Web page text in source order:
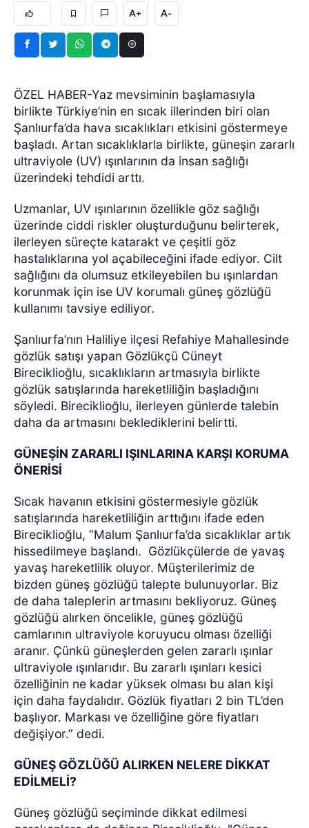
A+ A-
ÖZEL HABER-Yaz mevsiminin başlamasıyla
birlikte Türkiye’nin en sıcak illerinden biri olan
Şanlıurfa’da hava sıcaklıkları etkisini göstermeye
başladı. Artan sıcaklıklarla birlikte, güneşin zararlı
ultraviyole (UV) ışınlarının da insan sağlığı
üzerindeki tehdidi arttı.
Uzmanlar, UV ışınlarının özellikle göz sağlığı
üzerinde ciddi riskler oluşturduğunu belirterek,
ilerleyen süreçte katarakt ve çeşitli göz
hastalıklarına yol açabileceğini ifade ediyor. Cilt
sağlığını da olumsuz etkileyebilen bu ışınlardan
korunmak için ise UV korumalı güneş gözlüğü
kullanımı tavsiye ediliyor.
Şanlıurfa’nın Haliliye ilçesi Refahiye Mahallesinde
gözlük satışı yapan Gözlükçü Cüneyt
Bireciklioğlu, sıcaklıkların artmasıyla birlikte
gözlük satışlarında hareketliliğin başladığını
söyledi. Bireciklioğlu, ilerleyen günlerde talebin
daha da artmasını beklediklerini belirtti.
GÜNEŞİN ZARARLI IŞINLARINA KARŞI KORUMA
ÖNERİSİ
Sıcak havanın etkisini göstermesiyle gözlük
satışlarında hareketliliğin arttığını ifade eden
Bireciklioğlu, “Malum Şanlıurfa’da sıcaklıklar artık
hissedilmeye başlandı. Gözlükçülerde de yavaş
yavaş hareketlilik oluyor. Müşterilerimiz de
bizden güneş gözlüğü talepte bulunuyorlar. Biz
de daha taleplerin artmasını bekliyoruz. Güneş
gözlüğü alırken öncelikle, güneş gözlüğü
camlarının ultraviyole koruyucu olması özelliği
aranır. Çünkü güneşlerden gelen zararlı ışınlar
ultraviyole ışınlarıdır. Bu zararlı ışınları kesici
özelliğinin ne kadar yüksek olması bu alan kişi
için daha faydalıdır. Gözlük fiyatları 2 bin TL’den
başlıyor. Markası ve özelliğine göre fiyatları
değişiyor.” dedi.
GÜNEŞ GÖZLÜĞÜ ALIRKEN NELERE DİKKAT
EDİLMELİ?
Güneş gözlüğü seçiminde dikkat edilmesi